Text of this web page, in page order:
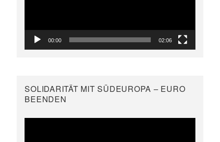
00:00 02:06
SOLIDARITÄT MIT SÜDEUROPA – EURO
BEENDEN